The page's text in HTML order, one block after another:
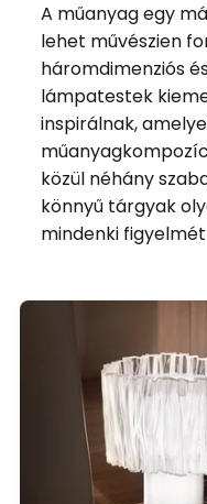
A műanyag egy
lehet művészien
háromdimenziós
lámpatestek
inspirálnak,
közül néhány
könnyű tárgyak
mindenki